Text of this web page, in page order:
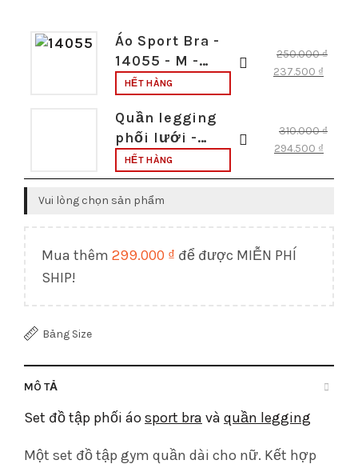
Áo Sport Bra -
14055 - M -
Mận x1
HẾT HÀNG
250.000₫
237.500 ₫
Quần legging
phối lưới -
17100 - M - Mận
x1
HẾT HÀNG
310.000₫
294.500 ₫
Vui lòng chọn sản phẩm
Mua thêm 299.000 ₫ để được MIỄN PHÍ
SHIP!
Bảng Size
MÔ TẢ
Set đồ tập phối áo sport bra và quần legging
Một set đồ tập gym quần dài cho nữ. Kết hợp